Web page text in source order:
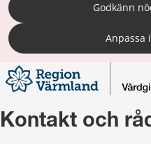
Godkänn
Anpassa
Kontakt och